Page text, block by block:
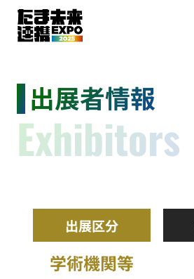
出展者情報
Exhibitors
出展区分
学術機関等